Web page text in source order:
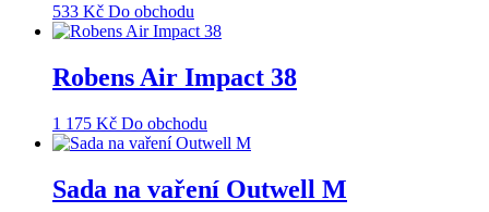
533 Kč Do obchodu
Robens Air Impact 38
1 175 Kč Do obchodu
Sada na vaření Outwell M